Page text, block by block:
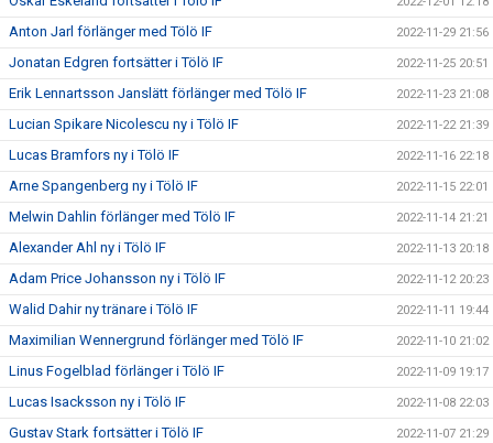
Anton Jarl förlänger med Tölö IF 2022-11-29 21:56
Jonatan Edgren fortsätter i Tölö IF 2022-11-25 20:51
Erik Lennartsson Janslätt förlänger med Tölö IF 2022-11-23 21:08
Lucian Spikare Nicolescu ny i Tölö IF 2022-11-22 21:39
Lucas Bramfors ny i Tölö IF 2022-11-16 22:18
Arne Spangenberg ny i Tölö IF 2022-11-15 22:01
Melwin Dahlin förlänger med Tölö IF 2022-11-14 21:21
Alexander Ahl ny i Tölö IF 2022-11-13 20:18
Adam Price Johansson ny i Tölö IF 2022-11-12 20:23
Walid Dahir ny tränare i Tölö IF 2022-11-11 19:44
Maximilian Wennergrund förlänger med Tölö IF 2022-11-10 21:02
Linus Fogelblad förlänger i Tölö IF 2022-11-09 19:17
Lucas Isacksson ny i Tölö IF 2022-11-08 22:03
Gustav Stark fortsätter i Tölö IF 2022-11-07 21:29